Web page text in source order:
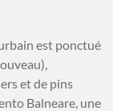
est ponctué
et de pins
Balneare, une